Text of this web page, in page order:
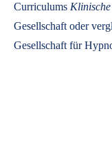
Curriculums
Gesellschaft oder
Gesellschaft für